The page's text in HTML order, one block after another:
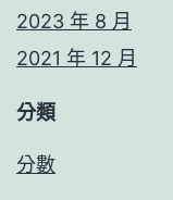
2023 年 8 月
2021 年 12 月
分類
分數